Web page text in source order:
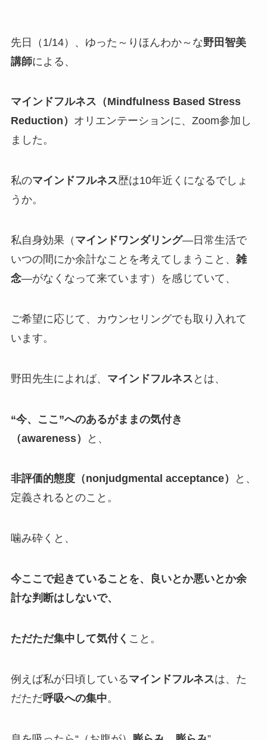
先日（1/14）、ゆった～りほんわか～な野田智美
講師による、
マインドフルネス（Mindfulness Based Stress
Reduction） オリエンテーションに、Zoom参加し
ました。
私のマインドフルネス歴は10年近くになるでしょ
うか。
私自身効果（ マインドワンダリング―日常生活で
いつの間にか余計なことを考えてしまうこと、 雑
念―がなくなって来ています）を感じていて、
ご希望に応じて、カウンセリングでも取り入れて
います。
野田先生によれば、 マインドフルネス とは、
“今、ここ”へのあるがままの気付き
（awareness） と、
非評価的態度（nonjudgmental acceptance）
と、
定義されるとのこと。
噛み砕くと、
今ここで起きていることを、良いとか悪いとか余
計な判断はしないで、
ただただ集中して気付く こと。
例えば私が日頃しているマインドフルネスは、た
だただ呼吸への集中。